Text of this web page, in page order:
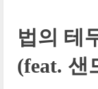
법의 테
(feat. 샌